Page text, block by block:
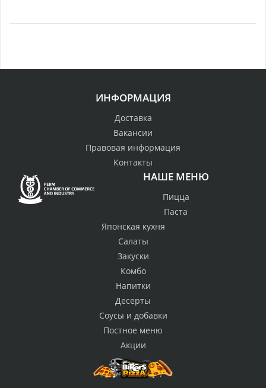
ИНФОРМАЦИЯ
Доставка
Вакансии
Правовая информация
Контакты
НАШЕ МЕНЮ
Пицца
Паста
Японская кухня
Салаты
Закуски
Комбо
Напитки
Десерты
Соусы и добавки
Постное меню
Акции